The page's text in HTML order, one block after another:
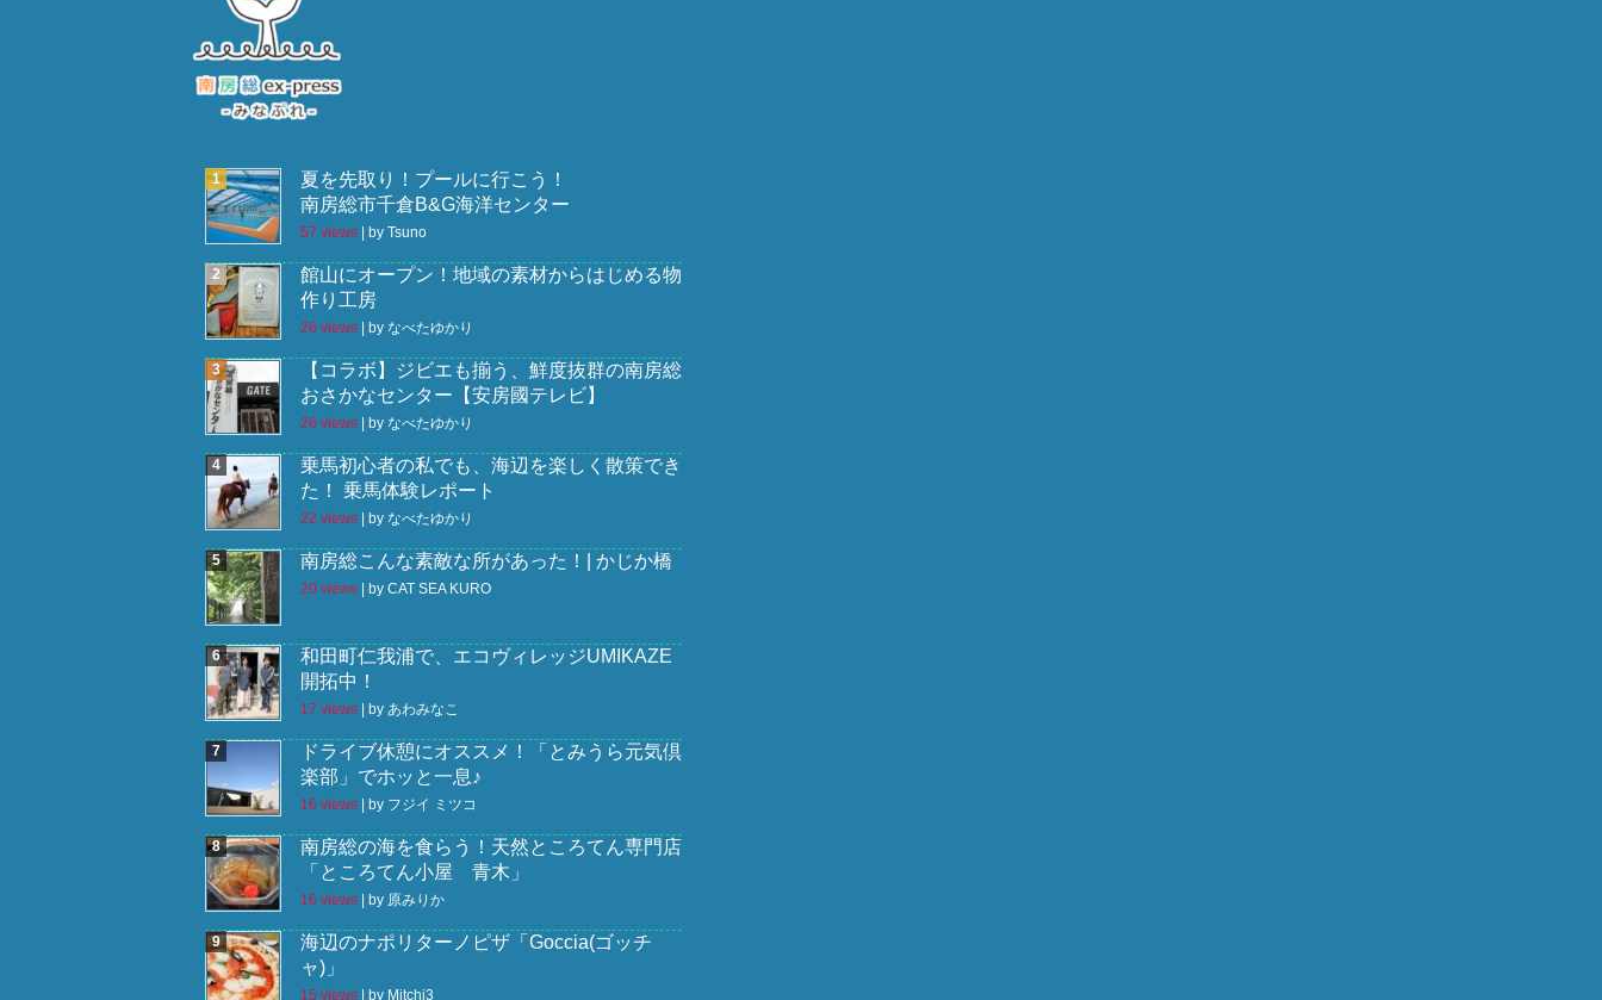
夏を先取り！プールに行こう！
南房総市千倉B&G海洋センター
57 views by Tsuno
館山にオープン！地域の素材からはじめる物
作り工房
26 views by なべたゆかり
【コラボ】ジビエも揃う、鮮度抜群の南房総
おさかなセンター【安房國テレビ】
26 views by なべたゆかり
乗馬初心者の私でも、海辺を楽しく散策でき
た！ 乗馬体験レポート
22 views by なべたゆかり
南房総こんな素敵な所があった！| かじか橋
20 views by CAT SEA KURO
和田町仁我浦で、エコヴィレッジUMIKAZE
開拓中！
17 views by あわみなこ
ドライブ休憩にオススメ！「とみうら元気倶
楽部」でホッと一息♪
16 views by フジイ ミツコ
南房総の海を食らう！天然ところてん専門店
「ところてん小屋 青木」
16 views by 原みりか
海辺のナポリターノピザ「Goccia(ゴッチ
ャ)」
15 views by Mitchi3